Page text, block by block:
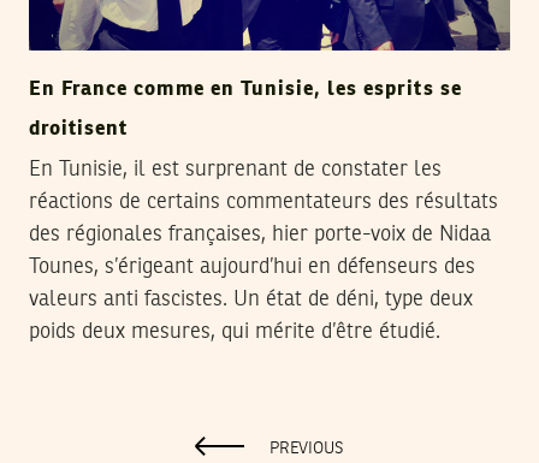
En France comme en Tunisie, les esprits se
droitisent
En Tunisie, il est surprenant de constater les
réactions de certains commentateurs des résultats
des régionales françaises, hier porte-voix de Nidaa
Tounes, s’érigeant aujourd’hui en défenseurs des
valeurs anti fascistes. Un état de déni, type deux
poids deux mesures, qui mérite d’être étudié.
PREVIOUS